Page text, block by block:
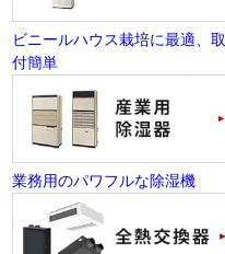
ビニールハウス栽培に最適、取
付簡単
業務用のパワフルな除湿機